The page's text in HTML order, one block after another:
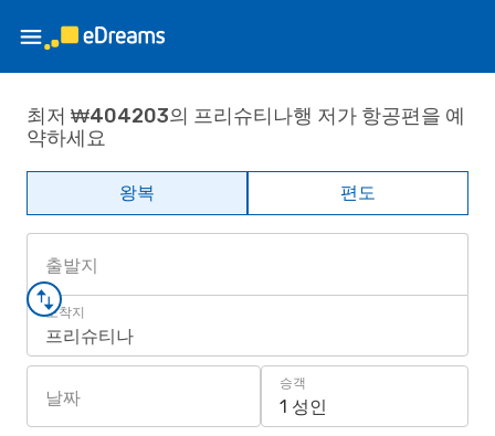
최저 ₩404203의 프리슈티나행 저가 항공편을 예
약하세요
왕복 편도
출발지
도착지
프리슈티나
날짜
승객
1 성인